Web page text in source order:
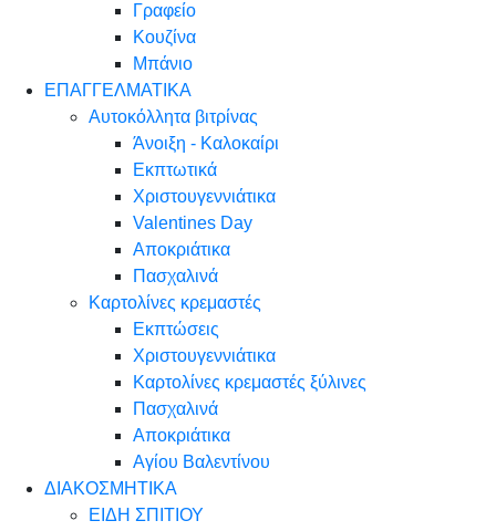
Γραφείο
Κουζίνα
Μπάνιο
ΕΠΑΓΓΕΛΜΑΤΙΚΑ
Αυτοκόλλητα βιτρίνας
Άνοιξη - Καλοκαίρι
Εκπτωτικά
Χριστουγεννιάτικα
Valentines Day
Αποκριάτικα
Πασχαλινά
Καρτολίνες κρεμαστές
Εκπτώσεις
Χριστουγεννιάτικα
Καρτολίνες κρεμαστές ξύλινες
Πασχαλινά
Αποκριάτικα
Αγίου Βαλεντίνου
ΔΙΑΚΟΣΜΗΤΙΚΑ
ΕΙΔΗ ΣΠΙΤΙΟΥ